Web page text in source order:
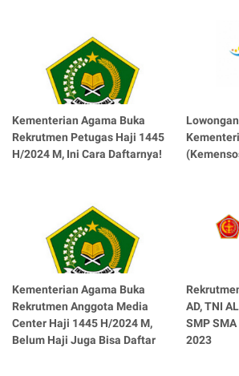
Kementerian Agama Buka
Rekrutmen Petugas Haji 1445
H/2024 M, Ini Cara Daftarnya!
Kementerian Agama Buka
Rekrutmen Anggota Media
Center Haji 1445 H/2024 M,
Belum Haji Juga Bisa Daftar
AD, TNI
SMP
2023